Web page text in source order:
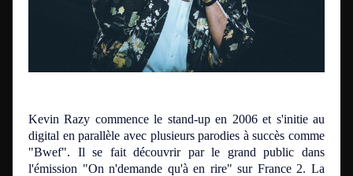
Kevin Razy commence le stand-up en 2006 et s'initie au
digital en parallèle avec plusieurs parodies à succès comme
"Bwef". Il se fait découvrir par le grand public dans
l'émission "On n'demande qu'à en rire" sur France 2. La